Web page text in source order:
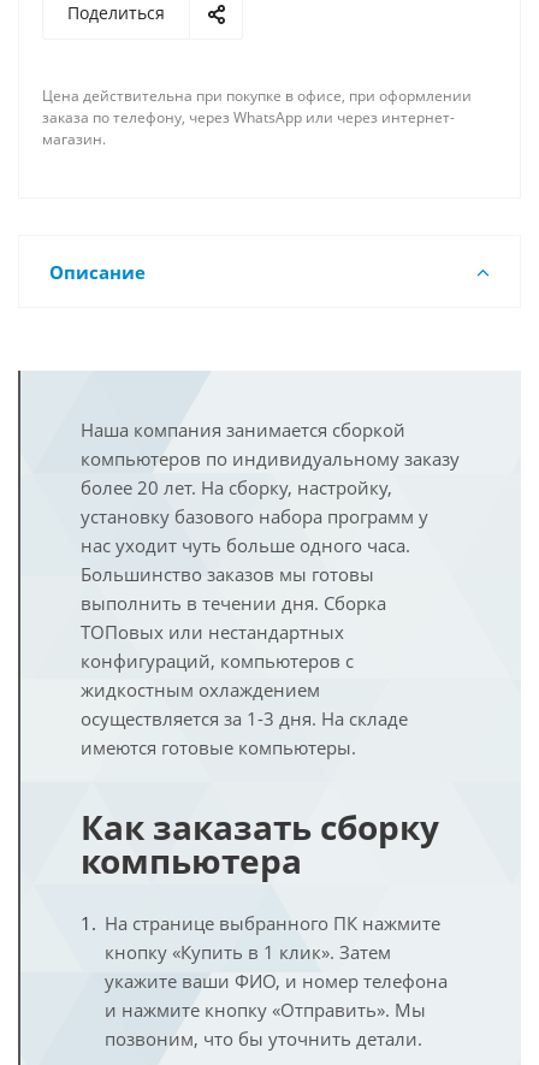
Поделиться
Цена действительна при покупке в офисе, при оформлении
заказа по телефону, через WhatsApp или через интернет-
магазин.
Описание
Наша компания занимается сборкой
компьютеров по индивидуальному заказу
более 20 лет. На сборку, настройку,
установку базового набора программ у
нас уходит чуть больше одного часа.
Большинство заказов мы готовы
выполнить в течении дня. Сборка
ТОПовых или нестандартных
конфигураций, компьютеров с
жидкостным охлаждением
осуществляется за 1-3 дня. На складе
имеются готовые компьютеры.
Как заказать сборку
компьютера
На странице выбранного ПК нажмите
кнопку «Купить в 1 клик». Затем
укажите ваши ФИО, и номер телефона
и нажмите кнопку «Отправить». Мы
позвоним, что бы уточнить детали.